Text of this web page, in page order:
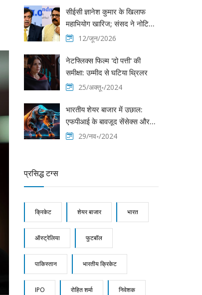
सीईसी ज्ञानेश कुमार के खिलाफ
महाभियोग खारिज; संसद ने नोटिस
स्वीकार नहीं किया
12/जून/2026
नेटफ्लिक्स फिल्म 'दो पत्ती' की
समीक्षा: उम्मीद से घटिया थ्रिलर
25/अक्तू॰/2024
भारतीय शेयर बाजार में उछाल:
एफपीआई के बावजूद सेंसेक्स और
निफ्टी कैसे मजबूत हुए
29/नव॰/2024
प्रसिद्ध टग्स
क्रिकेट शेयर बाजार भारत
ऑस्ट्रेलिया फुटबॉल
पाकिस्तान भारतीय क्रिकेट
IPO रोहित शर्मा निवेशक